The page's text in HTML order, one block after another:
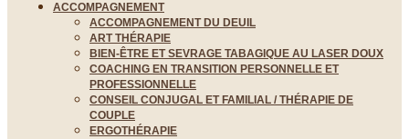
ACCOMPAGNEMENT
ACCOMPAGNEMENT DU DEUIL
ART THÉRAPIE
BIEN-ÊTRE ET SEVRAGE TABAGIQUE AU LASER DOUX
COACHING EN TRANSITION PERSONNELLE ET
PROFESSIONNELLE
CONSEIL CONJUGAL ET FAMILIAL / THÉRAPIE DE
COUPLE
ERGOTHÉRAPIE